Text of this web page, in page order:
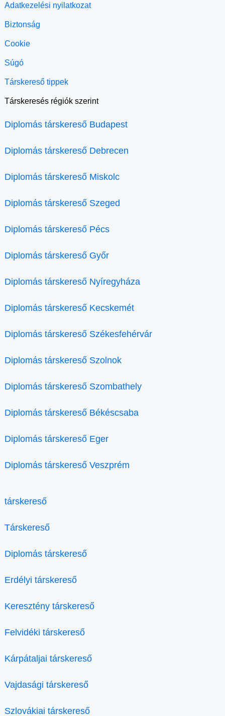
Adatkezelési nyilatkozat
Biztonság
Cookie
Súgó
Társkereső tippek
Társkeresés régiók szerint
Diplomás társkereső Budapest
Diplomás társkereső Debrecen
Diplomás társkereső Miskolc
Diplomás társkereső Szeged
Diplomás társkereső Pécs
Diplomás társkereső Győr
Diplomás társkereső Nyíregyháza
Diplomás társkereső Kecskemét
Diplomás társkereső Székesfehérvár
Diplomás társkereső Szolnok
Diplomás társkereső Szombathely
Diplomás társkereső Békéscsaba
Diplomás társkereső Eger
Diplomás társkereső Veszprém
társkereső
Társkereső
Diplomás társkereső
Erdélyi társkereső
Keresztény társkereső
Felvidéki társkereső
Kárpátaljai társkereső
Vajdasági társkereső
Szlovákiai társkereső